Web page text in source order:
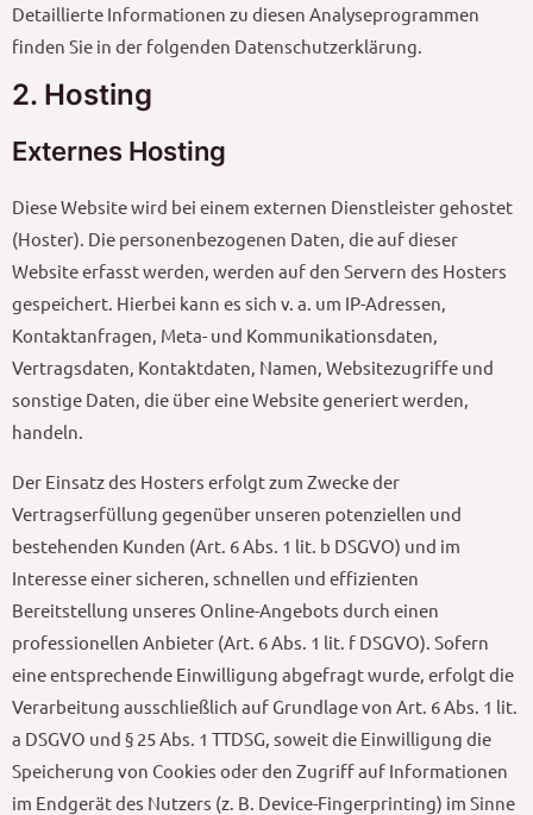
Detaillierte Informationen zu diesen Analyseprogrammen
finden Sie in der folgenden Datenschutzerklärung.
2. Hosting
Externes Hosting
Diese Website wird bei einem externen Dienstleister gehostet
(Hoster). Die personenbezogenen Daten, die auf dieser
Website erfasst werden, werden auf den Servern des Hosters
gespeichert. Hierbei kann es sich v. a. um IP-Adressen,
Kontaktanfragen, Meta- und Kommunikationsdaten,
Vertragsdaten, Kontaktdaten, Namen, Websitezugriffe und
sonstige Daten, die über eine Website generiert werden,
handeln.
Der Einsatz des Hosters erfolgt zum Zwecke der
Vertragserfüllung gegenüber unseren potenziellen und
bestehenden Kunden (Art. 6 Abs. 1 lit. b DSGVO) und im
Interesse einer sicheren, schnellen und effizienten
Bereitstellung unseres Online-Angebots durch einen
professionellen Anbieter (Art. 6 Abs. 1 lit. f DSGVO). Sofern
eine entsprechende Einwilligung abgefragt wurde, erfolgt die
Verarbeitung ausschließlich auf Grundlage von Art. 6 Abs. 1 lit.
a DSGVO und § 25 Abs. 1 TTDSG, soweit die Einwilligung die
Speicherung von Cookies oder den Zugriff auf Informationen
im Endgerät des Nutzers (z. B. Device-Fingerprinting) im Sinne